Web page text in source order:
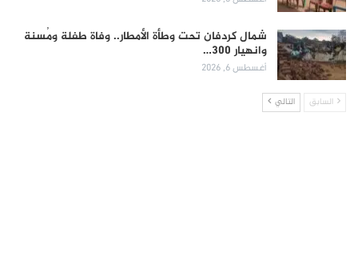
شمال كردفان تحت وطأة الأمطار.. وفاة طفلة ومُسنة
وانهيار 300…
أغسطس 6, 2026
السابق التالي